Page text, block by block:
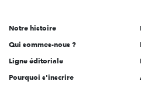
l'engagement
Notre histoire
Qui sommes-nous ?
Ligne éditoriale
Pourquoi s'inscrire